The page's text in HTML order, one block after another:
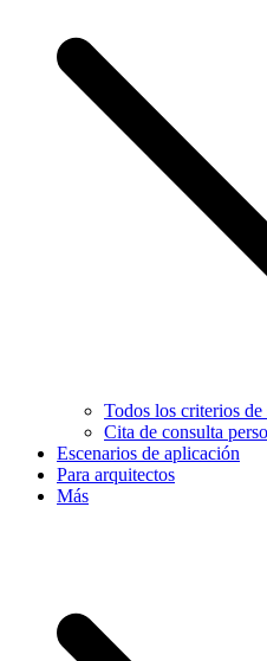
Todos los criterios de
Cita de consulta
Escenarios de aplicación
Para arquitectos
Más